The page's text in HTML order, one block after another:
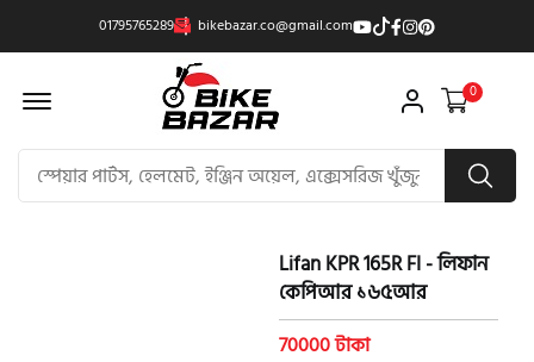
01795765289 bikebazar.co@gmail.com
Offcanvas Menu Open 0
Lifan KPR 165R FI - লিফান
কেপিআর ১৬৫আর
70000 টাকা